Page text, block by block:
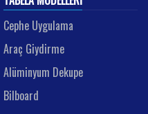
Cephe Uygulama
Araç Giydirme
Alüminyum Dekupe
Bilboard